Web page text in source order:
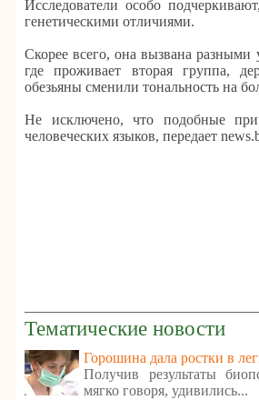
Исследователи особо
генетическими отличиями.
Скорее всего, она вызвана
где проживает вторая группа,
обезьяны сменили тональность на
Не исключено, что подобные
человеческих языков, передает
Тематические новости
Горошина дала ростки в
Получив результаты
мягко говоря, удивились...